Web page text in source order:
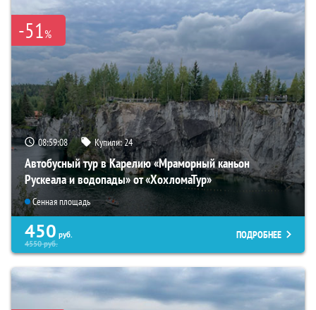
-51%
08:59:07 Купили:24
Автобусный тур в Карелию «Мраморный каньон
Рускеала и водопады» от «ХохломаТур»
Сенная площадь
450 руб.
4550руб.
ПОДРОБНЕЕ